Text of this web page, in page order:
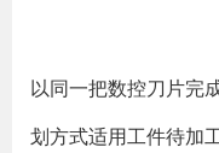
以同一把数控刀片完
划方式适用工件待加